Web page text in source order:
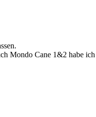
Mondo Cane 1&2 habe